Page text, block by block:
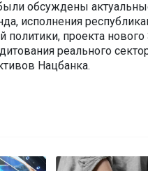
обсуждены
исполнения
проекта
реального
Нацбанка.